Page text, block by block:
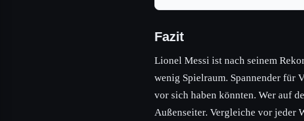
Fazit
Lionel Messi ist nach seinem
wenig Spielraum. Spannender für
vor sich haben könnten. Wer auf
Außenseiter. Vergleiche vor jeder